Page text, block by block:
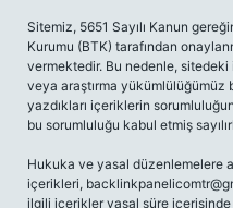
Sitemiz, 5651 Sayılı Kanun
Kurumu (BTK) tarafından
vermektedir. Bu nedenle,
veya araştırma yükümlülüğümüz
yazdıkları içeriklerin
bu sorumluluğu kabul etmiş
Hukuka ve yasal düzenlemelere
içerikleri,
ilgili içerikler yasal süre içerisinde